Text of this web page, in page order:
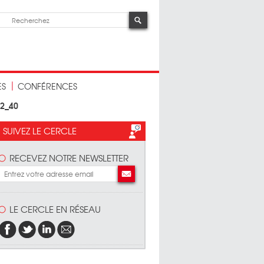
CONFÉRENCES
SUIVEZ LE CERCLE
RECEVEZ NOTRE NEWSLETTER
LE CERCLE EN RÉSEAU